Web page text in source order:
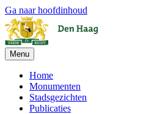
Ga naar hoofdinhoud
Menu
Home
Monumenten
Stadsgezichten
Publicaties